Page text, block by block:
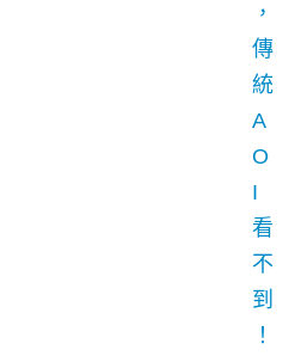
，
傳
統
A
O
I
看
不
到
！